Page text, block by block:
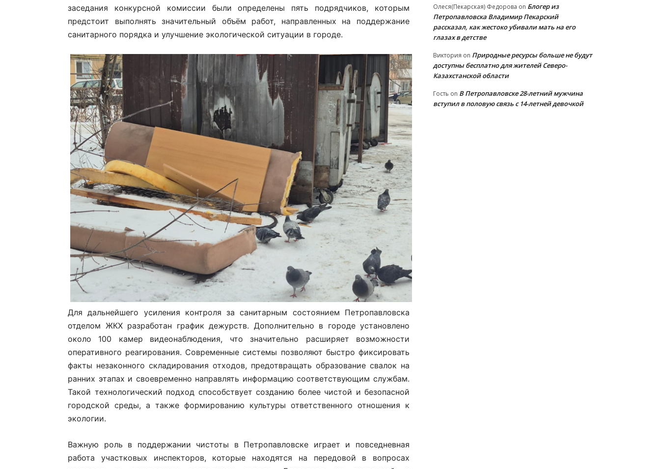
заседания конкурсной комиссии были определены пять подрядчиков, которым
предстоит выполнять значительный объём работ, направленных на поддержание
санитарного порядка и улучшение экологической ситуации в городе.
Для дальнейшего усиления контроля за санитарным состоянием Петропавловска
отделом ЖКХ разработан график дежурств. Дополнительно в городе установлено
около 100 камер видеонаблюдения, что значительно расширяет возможности
оперативного реагирования. Современные системы позволяют быстро фиксировать
факты незаконного складирования отходов, предотвращать образование свалок на
ранних этапах и своевременно направлять информацию соответствующим службам.
Такой технологический подход способствует созданию более чистой и безопасной
городской среды, а также формированию культуры ответственного отношения к
экологии.
Важную роль в поддержании чистоты в Петропавловске играет и повседневная
работа участковых инспекторов, которые находятся на передовой в вопросах
Олеся(Пекарская) Федорова on Блогер из
Петропавловска Владимир Пекарский
рассказал, как жестоко убивали мать на его
глазах в детстве
Виктория on Природные ресурсы больше не будут
доступны бесплатно для жителей Северо-
Казахстанской области
Гость on В Петропавловске 28-летний мужчина
вступил в половую связь с 14-летней девочкой